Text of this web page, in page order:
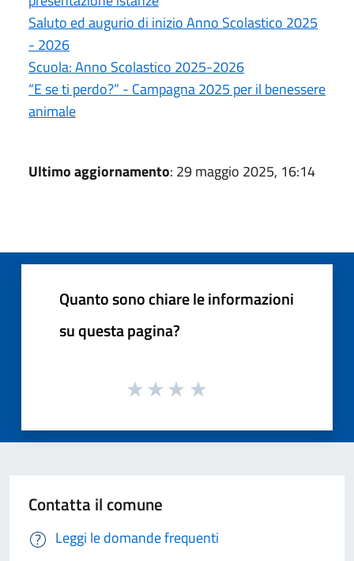
Saluto ed augurio di inizio Anno Scolastico 2025
- 2026
Scuola: Anno Scolastico 2025-2026
“E se ti perdo?” - Campagna 2025 per il benessere
animale
Ultimo aggiornamento: 29 maggio 2025, 16:14
Quanto sono chiare le informazioni
su questa pagina?
Contatta il comune
Leggi le domande frequenti